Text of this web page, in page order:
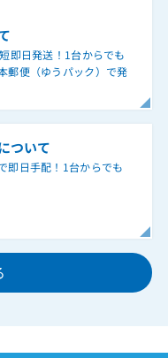
即日発送！1台からでも
郵便（ゆうパック）で発
ついて
即日手配！1台からでも